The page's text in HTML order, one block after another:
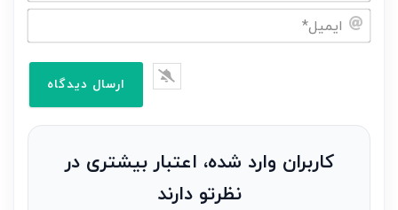
نام
خود
نظر
کاربران وارد شده، اعتبار بیشتری در
نظرتو دارند